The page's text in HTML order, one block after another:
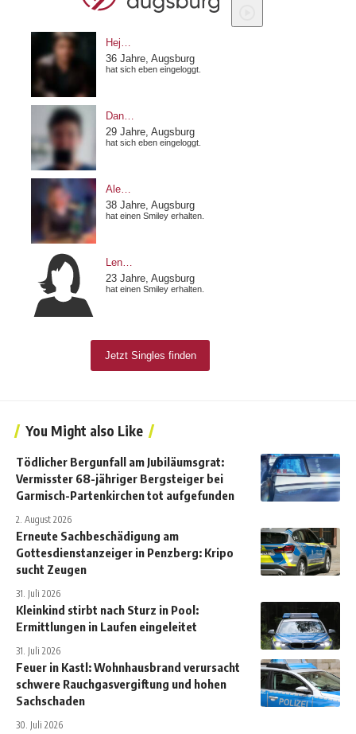
You Might also Like
Tödlicher Bergunfall am Jubiläumsgrat:
Vermisster 68-jähriger Bergsteiger bei
Garmisch-Partenkirchen tot aufgefunden
2. August 2026
Erneute Sachbeschädigung am
Gottesdienstanzeiger in Penzberg: Kripo
sucht Zeugen
31. Juli 2026
Kleinkind stirbt nach Sturz in Pool:
Ermittlungen in Laufen eingeleitet
31. Juli 2026
Feuer in Kastl: Wohnhausbrand verursacht
schwere Rauchgasvergiftung und hohen
Sachschaden
30. Juli 2026